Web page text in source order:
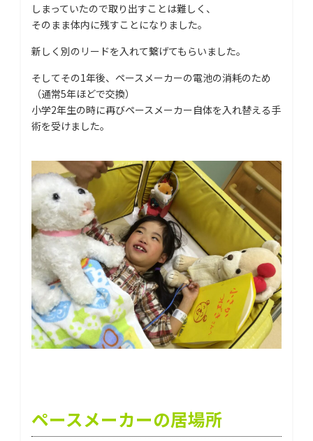
しまっていたので取り出すことは難しく、
そのまま体内に残すことになりました。
新しく別のリードを入れて繋げてもらいました。
そしてその1年後、ペースメーカーの電池の消耗のため
（通常5年ほどで交換）
小学2年生の時に再びペースメーカー自体を入れ替える手
術を受けました。
ペースメーカーの居場所